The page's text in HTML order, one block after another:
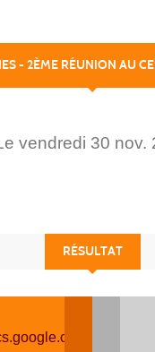
- 2ÈME RÉUNION AU
vendredi 30 nov.
RÉSULTAT
forms/d/